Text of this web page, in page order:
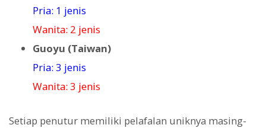
Pria: 1 jenis
Wanita: 2 jenis
Guoyu (Taiwan)
Pria: 3 jenis
Wanita: 3 jenis
Setiap penutur memiliki pelafalan uniknya masing-